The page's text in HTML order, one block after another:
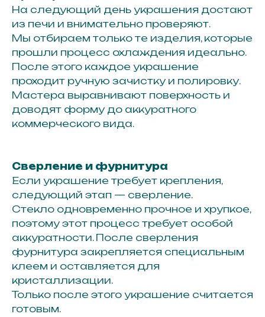
На следующий день украшения достают
из печи и внимательно проверяют.
Мы отбираем только те изделия, которые
прошли процесс охлаждения идеально.
После этого каждое украшение
проходит ручную зачистку и полировку.
Мастера выравнивают поверхность и
доводят форму до аккуратного
коммерческого вида.
Сверление и фурнитура
Если украшение требует крепления,
следующий этап — сверление.
Стекло одновременно прочное и хрупкое,
поэтому этот процесс требует особой
аккуратности. После сверления
фурнитура закрепляется специальным
клеем и оставляется для
кристаллизации.
Только после этого украшение считается
готовым.
3 этаж, офис 311А